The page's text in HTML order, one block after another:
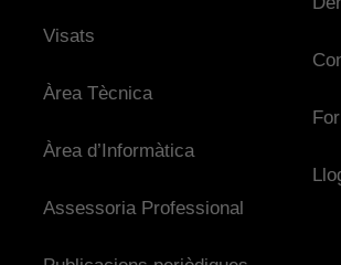
Visats
Àrea Tècnica
Àrea d’Informàtica
Assessoria Professional